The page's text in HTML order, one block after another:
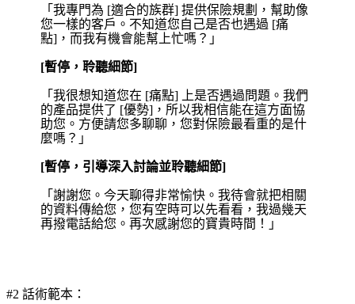
「我專門為 [適合的族群] 提供保險規劃，幫助像
您一樣的客戶。不知道您自己是否也遇過 [痛
點]，而我有機會能幫上忙嗎？」
[暫停，聆聽細節]
「我很想知道您在 [痛點] 上是否遇過問題。我們
的產品提供了 [優勢]，所以我相信能在這方面協
助您。方便請您多聊聊，您對保險最看重的是什
麼嗎？」
[暫停，引導深入討論並聆聽細節]
「謝謝您。今天聊得非常愉快。我待會就把相關
的資料傳給您，您有空時可以先看看，我過幾天
再撥電話給您。再次感謝您的寶貴時間！」
#2 話術範本：